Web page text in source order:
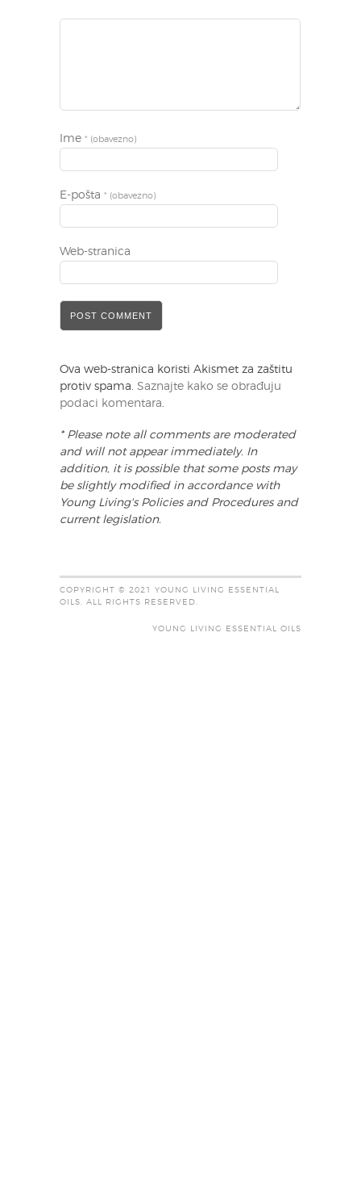
Ime * (obavezno)
E-pošta * (obavezno)
Web-stranica
Ova web-stranica koristi Akismet za zaštitu
protiv spama. Saznajte kako se obrađuju
podaci komentara.
* Please note all comments are moderated
and will not appear immediately. In
addition, it is possible that some posts may
be slightly modified in accordance with
Young Living's Policies and Procedures and
current legislation.
COPYRIGHT © 2021 YOUNG LIVING ESSENTIAL
OILS. ALL RIGHTS RESERVED.
YOUNG LIVING ESSENTIAL OILS